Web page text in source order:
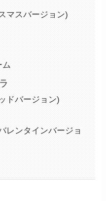
マスバージョン)
ドバージョン)
レンタインバージョ